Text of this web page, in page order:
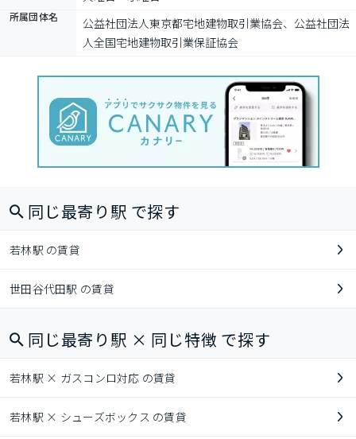
所属団体名
公益社団法⼈東京都宅地建物取引業協会、公益社団法
⼈全国宅地建物取引業保証協会
同じ最寄り駅 で探す
若林駅 の賃貸
世田谷代田駅 の賃貸
同じ最寄り駅 × 同じ特徴 で探す
若林駅 × ガスコンロ対応 の賃貸
若林駅 × シューズボックス の賃貸